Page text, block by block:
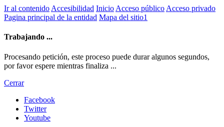
Ir al contenido Accesibilidad Inicio Acceso público Acceso privado
Pagina principal de la entidad Mapa del sitio1
Trabajando ...
Procesando petición, este proceso puede durar algunos segundos,
por favor espere mientras finaliza ...
Cerrar
Facebook
Twitter
Youtube